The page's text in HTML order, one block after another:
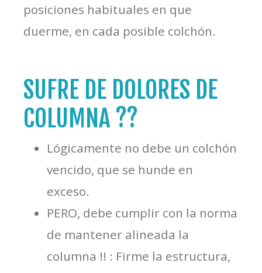
posiciones habituales en que
duerme, en cada posible colchón.
SUFRE DE DOLORES DE
COLUMNA ??
Lógicamente no debe un colchón
vencido, que se hunde en
exceso.
PERO, debe cumplir con la norma
de mantener alineada la
columna !! : Firme la estructura,